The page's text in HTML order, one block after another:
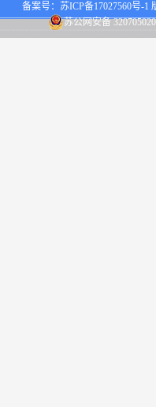
备案号： 苏ICP备17027560号-1
苏公网安备